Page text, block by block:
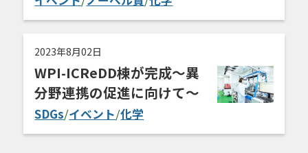
2023年8月02日
WPI-ICReDD棟が完成〜異
分野連携の促進に向けて〜
SDGs/イベント/化学